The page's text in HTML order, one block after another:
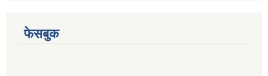
फेसबुक